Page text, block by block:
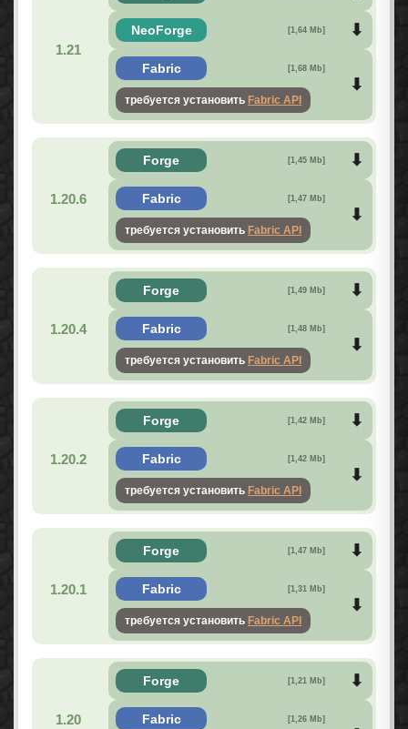
1.21
NeoForge [1,64 Mb]
Fabric [1,68 Mb]
требуется установить Fabric API
1.20.6
Forge [1,45 Mb]
Fabric [1,47 Mb]
требуется установить Fabric API
1.20.4
Forge [1,49 Mb]
Fabric [1,48 Mb]
требуется установить Fabric API
1.20.2
Forge [1,42 Mb]
Fabric [1,42 Mb]
требуется установить Fabric API
1.20.1
Forge [1,47 Mb]
Fabric [1,31 Mb]
требуется установить Fabric API
1.20
Forge [1,21 Mb]
Fabric [1,26 Mb]